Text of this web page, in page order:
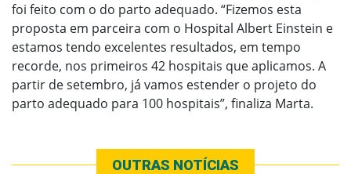
foi feito com o do parto adequado. “Fizemos esta
proposta em parceira com o Hospital Albert Einstein e
estamos tendo excelentes resultados, em tempo
recorde, nos primeiros 42 hospitais que aplicamos. A
partir de setembro, já vamos estender o projeto do
parto adequado para 100 hospitais”, finaliza Marta.
OUTRAS NOTÍCIAS